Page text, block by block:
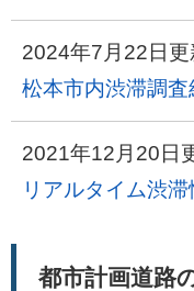
2024年7月22日更
松本市内渋滞調
2021年12月20日
リアルタイム渋滞
都市計画道路